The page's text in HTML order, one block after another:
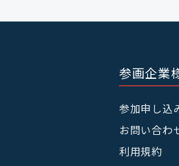
参画企業
参加申し込
お問い合わ
利用規約